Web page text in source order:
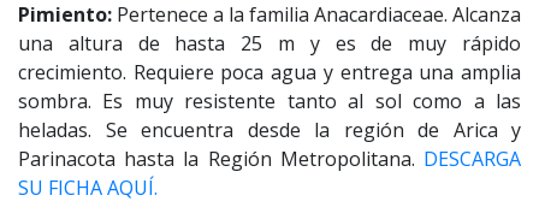
Pimiento: Pertenece a la familia Anacardiaceae. Alcanza
una altura de hasta 25 m y es de muy rápido
crecimiento. Requiere poca agua y entrega una amplia
sombra. Es muy resistente tanto al sol como a las
heladas. Se encuentra desde la región de Arica y
Parinacota hasta la Región Metropolitana. DESCARGA
SU FICHA AQUÍ.